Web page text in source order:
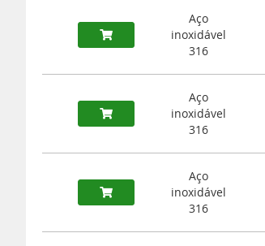
Aço
inoxidável
316
Aço
inoxidável
316
Aço
inoxidável
316